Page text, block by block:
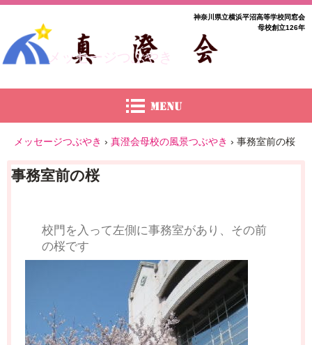
メッセージつぶやき
神奈川県立横浜平沼高等学校同窓会
母校創立126年
メッセージつぶやき › 真澄会母校の風景つぶやき › 事務室前の桜
事務室前の桜
校門を入って左側に事務室があり、その前
の桜です